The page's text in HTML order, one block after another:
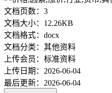
文档页数： 3
文档大小： 12.26KB
文档格式： docx
文档分类： 其他资料
上传会员： 标准资料
上传日期： 2026-06-04
最后更新： 2026-06-04